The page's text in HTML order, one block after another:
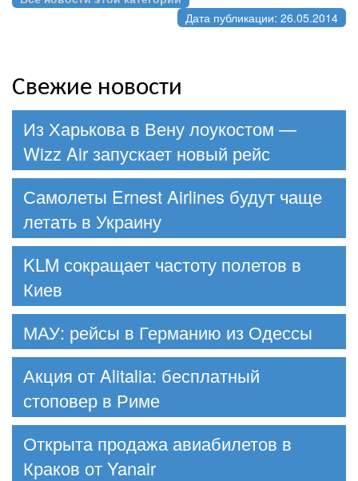
Дата публикации: 26.05.2014
Свежие новости
Из Харькова в Вену лоукостом —
Wizz Air запускает новый рейс
Самолеты Ernest Airlines будут чаще
летать в Украину
KLM сокращает частоту полетов в
Киев
МАУ: рейсы в Германию из Одессы
Акция от Alitalia: бесплатный
стоповер в Риме
Открыта продажа авиабилетов в
Краков от Yanair